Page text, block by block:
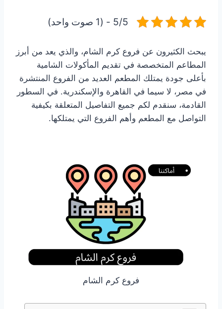
5/5 - (1 صوت واحد)
يبحث الكثيرون عن فروع كرم الشام، والذي يعد من أبرز
المطاعم المتخصصة في تقديم المأكولات الشامية
بأعلى جودة يمتلك المطعم العديد من الفروع المنتشرة
في مصر، لا سيما في القاهرة والإسكندرية. في السطور
القادمة، سنقدم لكم جميع التفاصيل المتعلقة بكيفية
التواصل مع المطعم وأهم الفروع التي يمتلكها.
فروع كرم الشام